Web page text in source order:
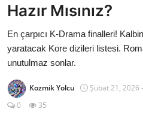
İletişim
Anime Önerileri
Kore Dünyası
Anime Karakterleri
Hazır Mısınız?
En çarpıcı K-Drama finalleri!
yaratacak Kore dizileri listesi.
unutulmaz sonlar.
Kozmik Yolcu Şubat 21, 2026
0
35